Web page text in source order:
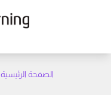
الصفحة الرئيسية